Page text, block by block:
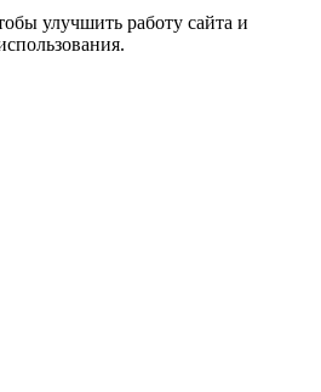
улучшить работу сайта и